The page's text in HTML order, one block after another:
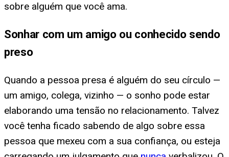
sobre alguém que você ama.
Sonhar com um amigo ou conhecido sendo
preso
Quando a pessoa presa é alguém do seu círculo —
um amigo, colega, vizinho — o sonho pode estar
elaborando uma tensão no relacionamento. Talvez
você tenha ficado sabendo de algo sobre essa
pessoa que mexeu com a sua confiança, ou esteja